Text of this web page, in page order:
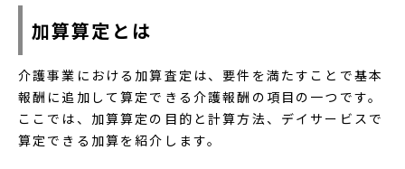
加算算定とは
介護事業における加算査定は、要件を満たすことで基本
報酬に追加して算定できる介護報酬の項目の一つです。
ここでは、加算算定の目的と計算方法、デイサービスで
算定できる加算を紹介します。